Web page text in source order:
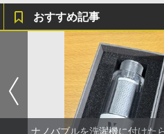
おすすめ記事
ナノバブルを洗濯機に付けた